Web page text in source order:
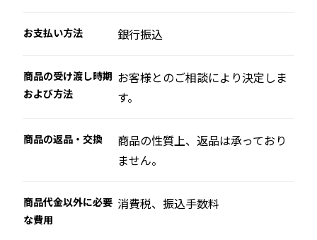
お支払い方法 銀行振込
商品の受け渡し時期
および方法
お客様とのご相談により決定しま
す。
商品の返品・交換
商品の性質上、返品は承っており
ません。
商品代金以外に必要
な費用
消費税、振込手数料